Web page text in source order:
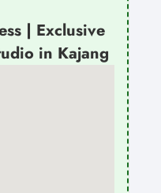
| Exclusive
in Kajang